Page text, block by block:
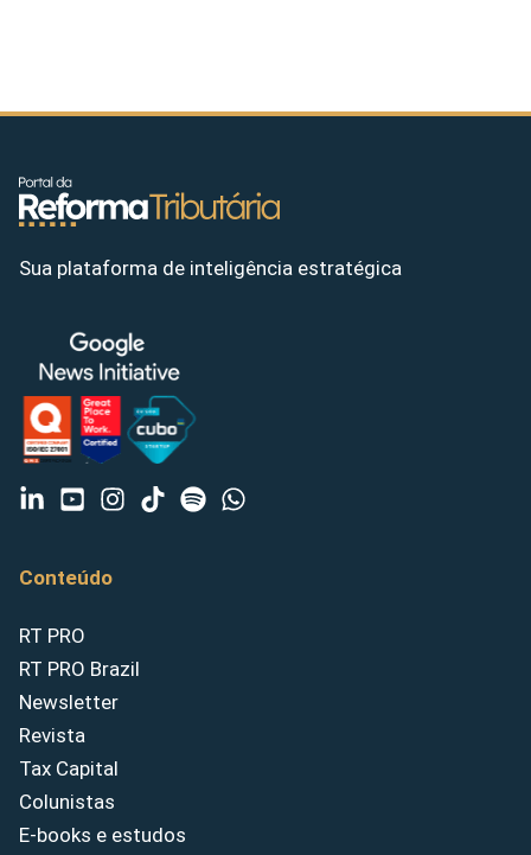
Sua plataforma de inteligência estratégica
Conteúdo
RT PRO
RT PRO Brazil
Newsletter
Revista
Tax Capital
Colunistas
E-books e estudos